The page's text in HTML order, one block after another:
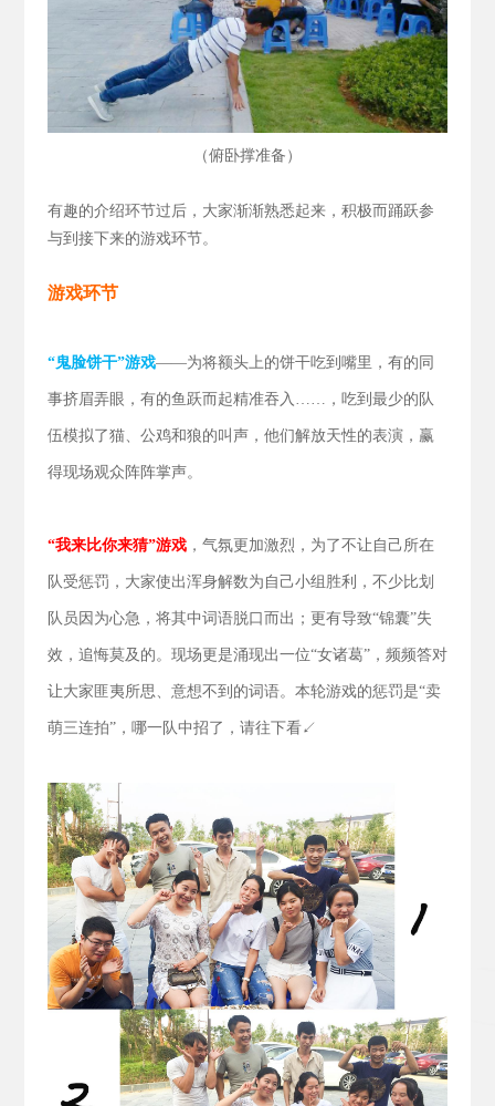
（俯卧撑准备 ）
有趣的介绍环节过后，大家渐渐熟悉起来，积极而踊跃参
与到接下来的游戏环节。
游戏环节
“鬼脸饼干”游戏——为将额头上的饼干吃到嘴里，有的同
事挤眉弄眼，有的鱼跃而起精准吞入……，吃到最少的队
伍模拟了猫、公鸡和狼的叫声，他们解放天性的表演，赢
得现场观众阵阵掌声。
“我来比你来猜”游戏，气氛更加激烈，为了不让自己所在
队受惩罚，大家使出浑身解数为自己小组胜利，不少比划
队员因为心急，将其中词语脱口而出；更有导致“锦囊”失
效，追悔莫及的。现场更是涌现出一位“女诸葛”，频频答对
让大家匪夷所思、意想不到的词语。本轮游戏的惩罚是“卖
萌三连拍”，哪一队中招了，请往下看↙